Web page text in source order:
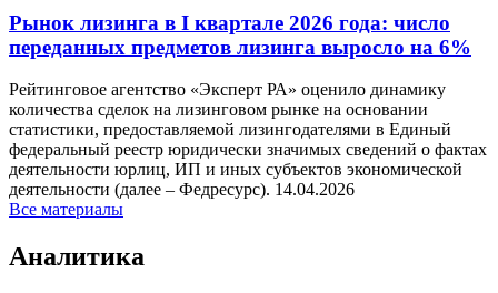
Рынок лизинга в I квартале 2026 года: число
переданных предметов лизинга выросло на 6%
Рейтинговое агентство «Эксперт РА» оценило динамику
количества сделок на лизинговом рынке на основании
статистики, предоставляемой лизингодателями в Единый
федеральный реестр юридически значимых сведений о фактах
деятельности юрлиц, ИП и иных субъектов экономической
деятельности (далее – Федресурс). 14.04.2026
Все материалы
Аналитика